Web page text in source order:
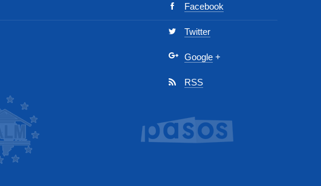
Facebook
Twitter
Google +
RSS